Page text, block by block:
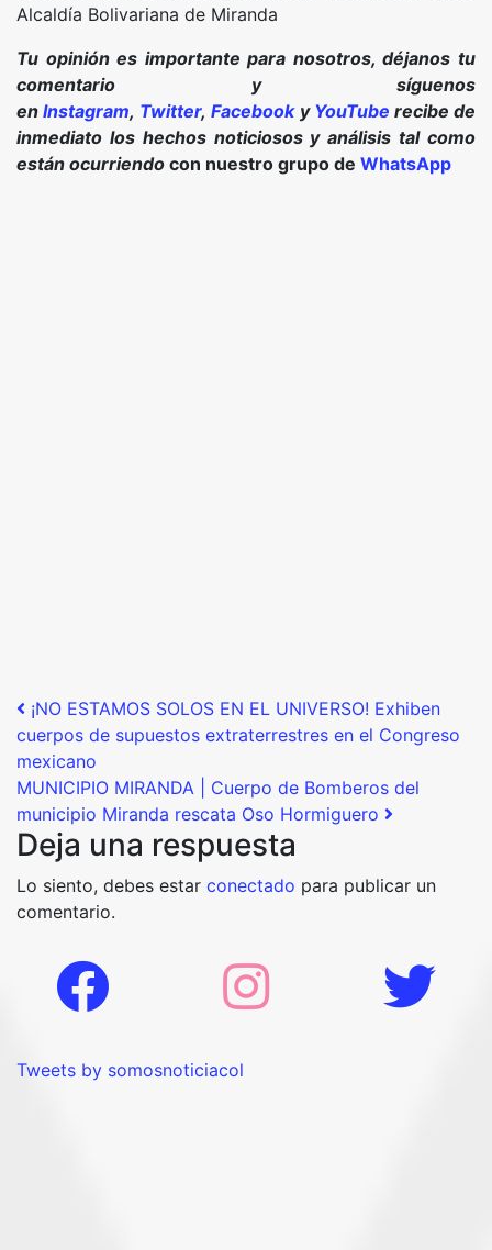
Alcaldía Bolivariana de Miranda
Tu opinión es importante para nosotros, déjanos tu
comentario y síguenos
enInstagram, Twitter,Facebooky YouTube recibe de
inmediato los hechos noticiosos y análisis tal como
están ocurriendo con nuestro grupo de WhatsApp
Post navigation
¡NO ESTAMOS SOLOS EN EL UNIVERSO! Exhiben
cuerpos de supuestos extraterrestres en el Congreso
mexicano
MUNICIPIO MIRANDA | Cuerpo de Bomberos del
municipio Miranda rescata Oso Hormiguero
Deja una respuesta
Lo siento, debes estar conectado para publicar un
comentario.
Tweets by somosnoticiacol